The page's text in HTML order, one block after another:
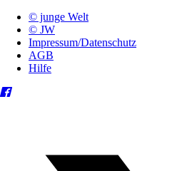
© junge Welt
© JW
Impressum/Datenschutz
AGB
Hilfe